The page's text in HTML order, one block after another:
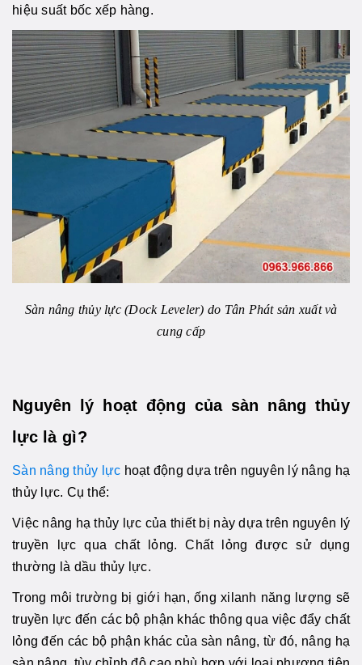
hiệu suất bốc xếp hàng.
Sàn nâng thủy lực (Dock Leveler) do Tân Phát sản xuất và
cung cấp
Nguyên lý hoạt động của sàn nâng thủy
lực là gì?
Sàn nâng thủy lực hoạt động dựa trên nguyên lý nâng hạ
thủy lực. Cụ thể:
Việc nâng hạ thủy lực của thiết bị này dựa trên nguyên lý
truyền lực qua chất lỏng. Chất lỏng được sử dụng
thường là dầu thủy lực.
Trong môi trường bị giới hạn, ống xilanh năng lượng sẽ
truyền lực đến các bộ phận khác thông qua việc đẩy chất
lỏng đến các bộ phận khác của sàn nâng, từ đó, nâng hạ